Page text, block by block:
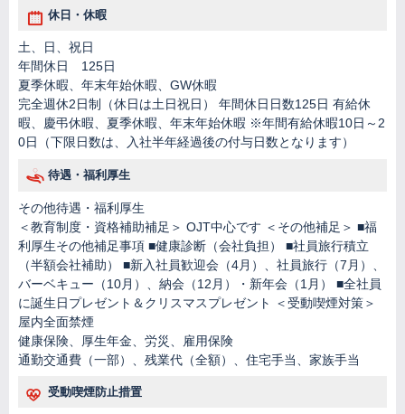
休日・休暇
土、日、祝日
年間休日 125日
夏季休暇、年末年始休暇、GW休暇
完全週休2日制（休日は土日祝日） 年間休日日数125日 有給休
暇、慶弔休暇、夏季休暇、年末年始休暇 ※年間有給休暇10日～2
0日（下限日数は、入社半年経過後の付与日数となります）
待遇・福利厚生
その他待遇・福利厚生
＜教育制度・資格補助補足＞ OJT中心です ＜その他補足＞ ■福
利厚生その他補足事項 ■健康診断（会社負担） ■社員旅行積立
（半額会社補助） ■新入社員歓迎会（4月）、社員旅行（7月）、
バーベキュー（10月）、納会（12月）・新年会（1月） ■全社員
に誕生日プレゼント＆クリスマスプレゼント ＜受動喫煙対策＞
屋内全面禁煙
健康保険、厚生年金、労災、雇用保険
通勤交通費（一部）、残業代（全額）、住宅手当、家族手当
受動喫煙防止措置